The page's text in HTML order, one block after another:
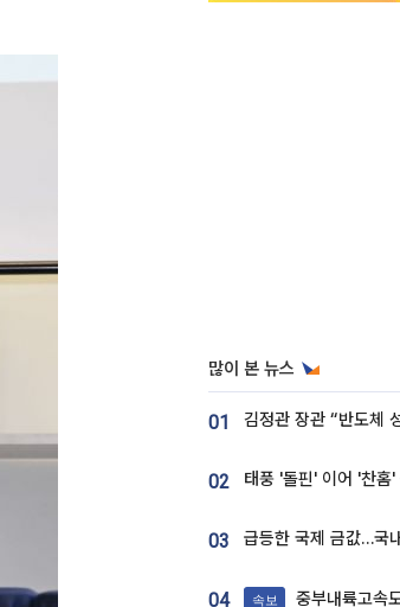
많이 본 뉴스
01
02
03 급등한 국제 금값…국
04 속보 중부내륙고속도